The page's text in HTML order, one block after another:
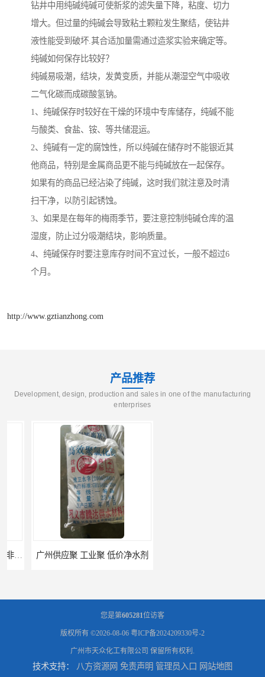
钻井中用纯碱纯碱可使新浆的滤失量下降，粘度、切力
增大。但过量的纯碱会导致粘土颗粒发生聚结，使钻井
液性能受到破坏.其合适加量需通过造浆实验来确定等。
纯碱如何保存比较好？
纯碱易吸潮，结块，发黄变质，并能从潮湿空气中吸收
二气化碳而成碳酸氢钠。
1、纯碱保存时较好在干燥的环境中专库储存，纯碱不能
与酸类、食盐、铵、等共储混运。
2、纯碱有一定的腐蚀性，所以纯碱在储存时不能银近其
他商品，特别是金属商品更不能与纯碱放在一起保存。
如果有的商品已经沾染了纯碱，这时我们就注意及时清
扫干净，以防引起锈蚀。
3、如果是在每年的梅雨季节，要注意控制纯碱仓库的温
湿度，防止过分吸潮结块，影响质量。
4、纯碱保存时要注意库存时间不宜过长，一般不超过6
个月。
http://www.gztianzhong.com
产品推荐
Development, design, production and sales in one of the manufacturing
enterprises
广州供应聚 工业聚 低价净水剂
您是第605281位访客
版权所有 ©2026-08-06 粤ICP备2024209330号-2
广州市天众化工有限公司 保留所有权利.
技术支持： 八方资源网 免责声明 管理员入口 网站地图